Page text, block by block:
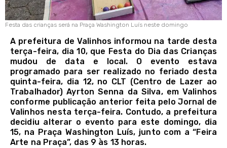
Festa das crianças será na Praça Washington Luís neste domingo
A prefeitura de Valinhos informou na tarde desta
terça-feira, dia 10, que Festa do Dia das Crianças
mudou de data e local. O evento estava
programado para ser realizado no feriado desta
quinta-feira, dia 12, no CLT (Centro de Lazer ao
Trabalhador) Ayrton Senna da Silva, em Valinhos
conforme publicação anterior feita pelo Jornal de
Valinhos nesta terça-feira. Contudo, a prefeitura
decidiu alterar o evento para este domingo, dia
15, na Praça Washington Luís, junto com a “Feira
Arte na Praça”, das 9 às 13 horas.